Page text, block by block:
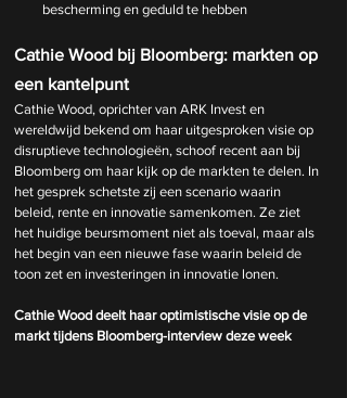
bescherming en geduld te hebben
Cathie Wood bij Bloomberg: markten op
een kantelpunt
Cathie Wood, oprichter van ARK Invest en
wereldwijd bekend om haar uitgesproken visie op
disruptieve technologieën, schoof recent aan bij
Bloomberg om haar kijk op de markten te delen. In
het gesprek schetste zij een scenario waarin
beleid, rente en innovatie samenkomen. Ze ziet
het huidige beursmoment niet als toeval, maar als
het begin van een nieuwe fase waarin beleid de
toon zet en investeringen in innovatie lonen.
Cathie Wood deelt haar optimistische visie op de
markt tijdens Bloomberg-interview deze week